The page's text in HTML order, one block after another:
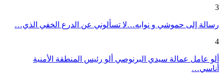
3
رسالة إلى حموشي و نوابه…لا تسألوني عن الدرع الخفي الذي…
4
ألو عامل عمالة سيدي البرنوصي ألو رئيس المنطقة الأمنية
أناسي…